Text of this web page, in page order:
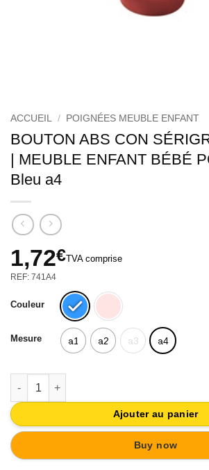
ACCUEIL / POIGNÉES MEUBLE ENFANT
BOUTON ABS CON
| MEUBLE ENFANT BÉBÉ
Bleu a4
1,72€TVA comprise
REF: 741A4
Couleur
Mesure a1 a2 a3 a4
quantité de BOUTON ABS CON
Ajouter au panier
Buy now